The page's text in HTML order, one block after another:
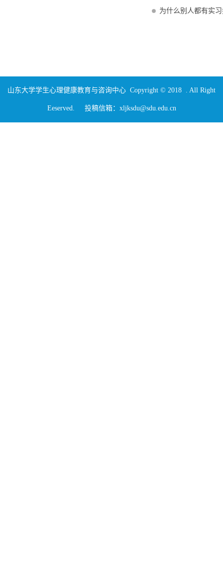
为什么别人都有实
山东大学学生心理健康教育与咨询中心 Copyright © 2018 . All Right
Eeserved. 投稿信箱：xljksdu@sdu.edu.cn